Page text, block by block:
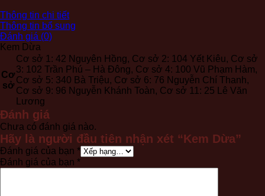
Thông tin chi tiết
Thông tin bổ sung
Đánh giá (0)
Kem Dừa
Cơ
sở
Cơ sở 1: 42 Nguyên Hồng, Cơ sở 2: 104 Yết Kiêu, Cơ sở
3: 102 Trần Phú – Hà Đông, Cơ sở 4: 100 Vũ Phạm Hàm,
Cơ sở 5: 340 Bà Triệu, Cơ sở 6: 76 Nguyễn Chí Thanh,
Cơ sở 9: 96 Nguyễn Khánh Toàn, Cơ sở 11: 25 Lê Văn
Lương
Đánh giá
Chưa có đánh giá nào.
Hãy là người đầu tiên nhận xét “Kem Dừa”
Đánh giá của bạn *
Đánh giá của bạn *